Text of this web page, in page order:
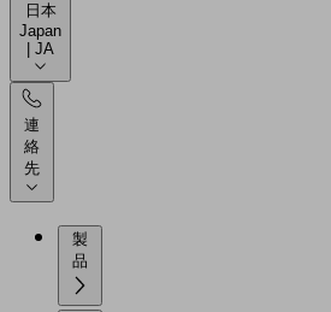
日本
Japan
| JA
連
絡
先
製